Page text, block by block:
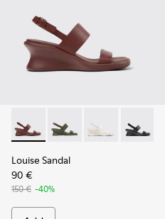
Louise Sandal - K201915-
Louise Sandal -
Louise Sandal
Louise
Louise Sandal
90 €
150 € -40%